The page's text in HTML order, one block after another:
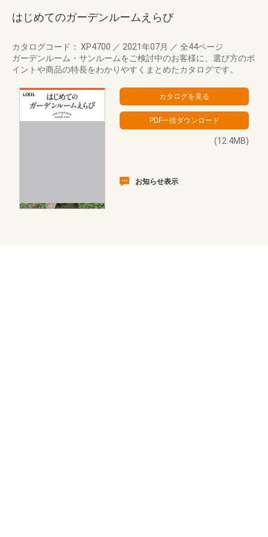
はじめてのガーデンルームえらび
カタログコード： XP4700 ／ 2021年07月 ／ 全44ページ
ガーデンルーム・サンルームをご検討中のお客様に、選び方のポ
イントや商品の特長をわかりやすくまとめたカタログです。
(12.4MB)
お知らせ表示